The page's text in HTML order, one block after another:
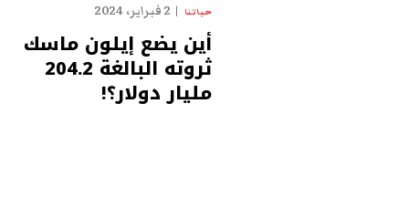
حياتنا 2 فبراير، 2024
أين يضع إيلون ماسك
ثروته البالغة 204.2
مليار دولار؟!